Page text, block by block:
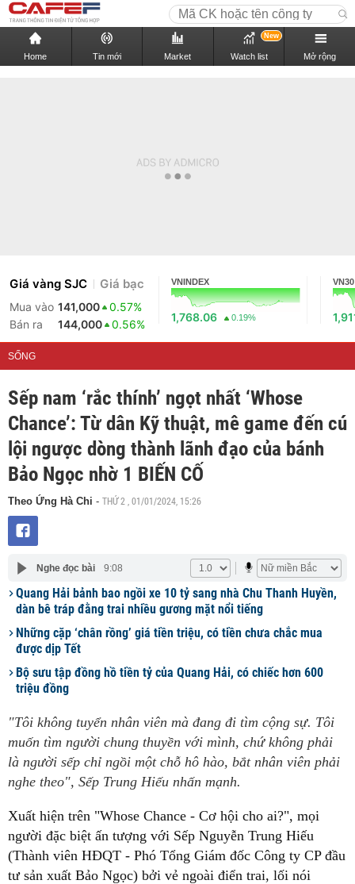
Home Tin mới Market Watch list
New
Mở rộng
Giá vàng SJC Giá bạc
Mua vào 141,000
0.57%
Bán ra
144,000 0.56%
VNINDEX
1,768.06 0.19%
VN30
SỐNG
Sếp nam ‘rắc thính’ ngọt nhất ‘Whose
Chance’: Từ dân Kỹ thuật, mê game đến cú
lội ngược dòng thành lãnh đạo của bánh
Bảo Ngọc nhờ 1 BIẾN CỐ
Theo Ứng Hà Chi - THỨ 2 , 01/01/2024, 15:26
Nghe đọc bài 9:08
Quang Hải bảnh bao ngồi xe 10 tỷ sang nhà Chu Thanh Huyền,
dàn bê tráp đằng trai nhiều gương mặt nổi tiếng
Những cặp ‘chân rồng’ giá tiền triệu, có tiền chưa chắc mua
được dịp Tết
Bộ sưu tập đồng hồ tiền tỷ của Quang Hải, có chiếc hơn 600
triệu đồng
"Tôi không tuyển nhân viên mà đang đi tìm cộng sự. Tôi
muốn tìm người chung thuyền với mình, chứ không phải
là người sếp chỉ ngồi một chỗ hô hào, bắt nhân viên phải
nghe theo", Sếp Trung Hiếu nhấn mạnh.
Xuất hiện trên "Whose Chance - Cơ hội cho ai?", mọi
người đặc biệt ấn tượng với Sếp Nguyễn Trung Hiếu
(Thành viên HĐQT - Phó Tổng Giám đốc Công ty CP đầu
tư sản xuất Bảo Ngọc) bởi vẻ ngoài điển trai, lối nói